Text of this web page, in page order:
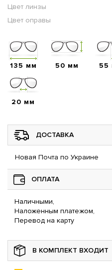
Цвет линзы
Цвет оправы
135 мм 50 мм 55
20 мм
ДОСТАВКА
Новая Почта по Украине
ОПЛАТА
Наличными,
Наложенным платежом,
Перевод на карту
В КОМПЛЕКТ ВХОДИТ